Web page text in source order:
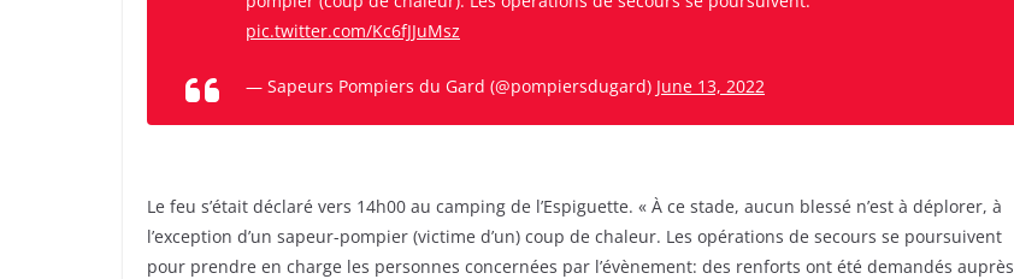
pic.twitter.com/Kc6fJJuMsz
— Sapeurs Pompiers du Gard (@pompiersdugard) June 13, 2022
Le feu s’était déclaré vers 14h00 au camping de l’Espiguette. « À ce stade, aucun blessé n’est à déplorer, à
l’exception d’un sapeur-pompier (victime d’un) coup de chaleur. Les opérations de secours se poursuivent
pour prendre en charge les personnes concernées par l’évènement: des renforts ont été demandés auprès